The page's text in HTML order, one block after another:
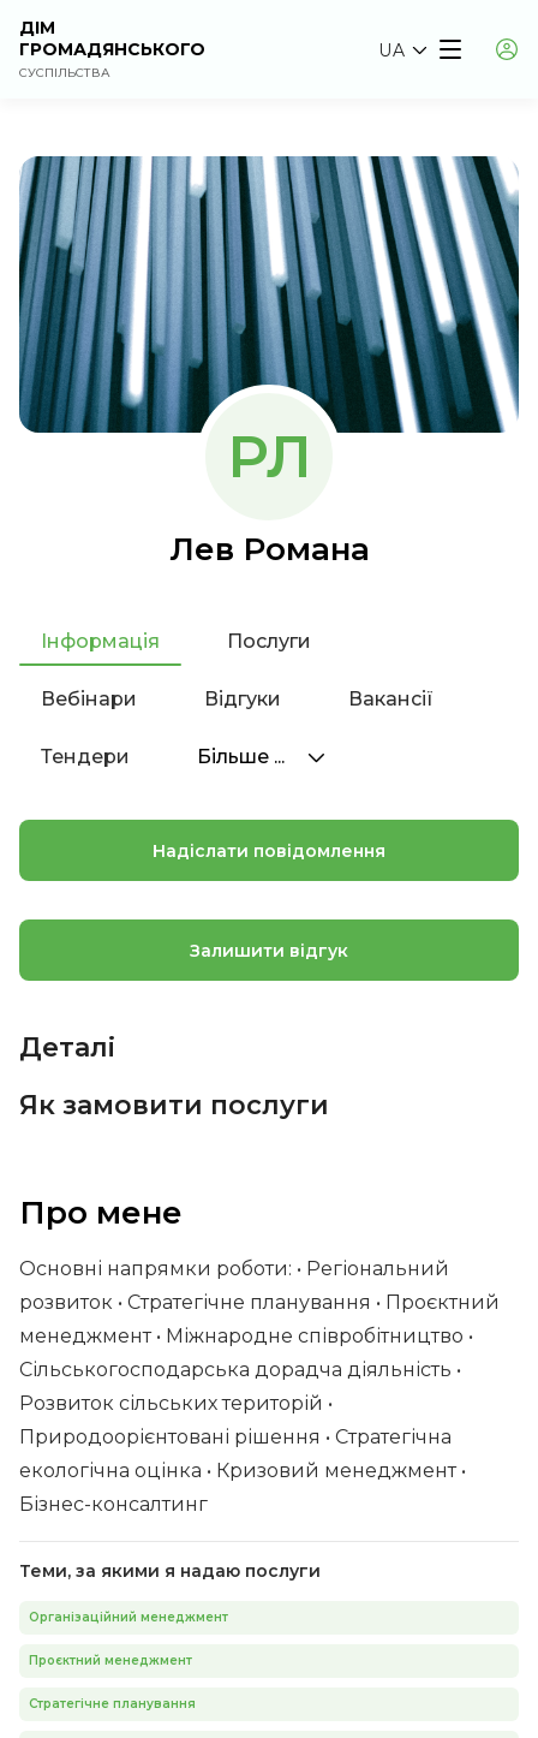
ДІМ
ГРОМАДЯНСЬКОГО
СУСПІЛЬСТВА
UA
РЛ
Лев Романа
Інформація Послуги
Вебінари Відгуки Вакансії
Тендери Більше ...
Про мене
Основні напрямки роботи: • Регіональний
розвиток • Стратегічне планування • Проєктний
менеджмент • Міжнародне співробітництво •
Сільськогосподарська дорадча діяльність •
Розвиток сільських територій •
Природоорієнтовані рішення • Стратегічна
екологічна оцінка • Кризовий менеджмент •
Бізнес-консалтинг
Теми, за якими я надаю послуги
Організаційний менеджмент
Проєктний менеджмент
Стратегічне планування
Надіслати повідомлення
Залишити відгук
Деталі
Як замовити послуги